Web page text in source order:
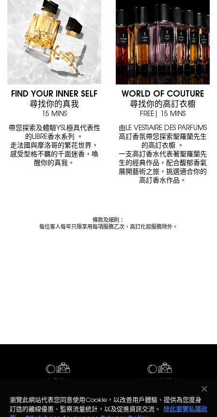
FIND YOUR INNER SELF
尋找你的真我
15 MINS
帶您探索及體驗YSL極具代表性
的LIBRE香水系列 。
走法國與摩洛哥的繁花世界，
感受型格不羈的千面迷香，喚
醒你的真我。
WORLD OF COUTURE
尋找你的高訂衣櫥
FREE| 15 MINS
由LE VESTIAIRE DES PARFUMS
高訂香氛帶您探索聖羅蘭先生
的高訂衣櫥 。
一支高訂香水代表著聖羅蘭先
生的經典作品，配合馥郁香氣
展開藝術之旅，挑選適合你的
高訂香水作品。
條款及細則：
每位客人每年只限享用每項服務乙次，高訂化妝服務除外。
瀏覽此網站代表您同意使用Cookie，以改善用戶體驗、提供為您度身
訂造的離線優惠、監察流量統計，以及促進資訊交流。
按此瀏覽私隱政